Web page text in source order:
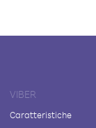
VIBER
Caratteristiche